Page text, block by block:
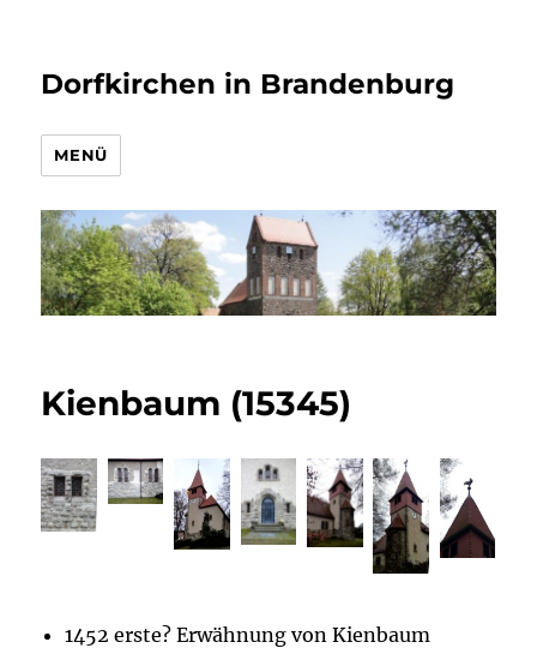
Dorfkirchen in Brandenburg
MENÜ
Kienbaum (15345)
1452 erste? Erwähnung von Kienbaum